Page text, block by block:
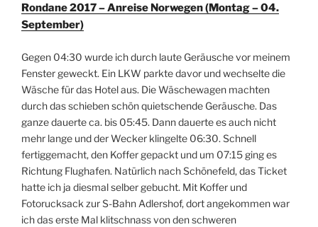
Rondane 2017 – Anreise Norwegen (Montag – 04.
September)
Gegen 04:30 wurde ich durch laute Geräusche vor meinem
Fenster geweckt. Ein LKW parkte davor und wechselte die
Wäsche für das Hotel aus. Die Wäschewagen machten
durch das schieben schön quietschende Geräusche. Das
ganze dauerte ca. bis 05:45. Dann dauerte es auch nicht
mehr lange und der Wecker klingelte 06:30. Schnell
fertiggemacht, den Koffer gepackt und um 07:15 ging es
Richtung Flughafen. Natürlich nach Schönefeld, das Ticket
hatte ich ja diesmal selber gebucht. Mit Koffer und
Fotorucksack zur S-Bahn Adlershof, dort angekommen war
ich das erste Mal klitschnass von den schweren